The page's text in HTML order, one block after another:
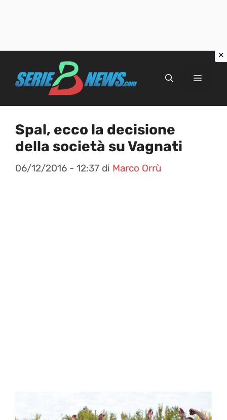
Menu
Spal, ecco la decisione
della società su Vagnati
06/12/2016 - 12:37 di Marco Orrù